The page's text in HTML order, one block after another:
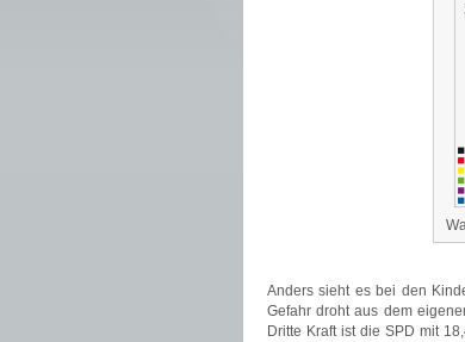
Anders sieht es bei den
Gefahr droht aus dem
Dritte Kraft ist die SPD mit